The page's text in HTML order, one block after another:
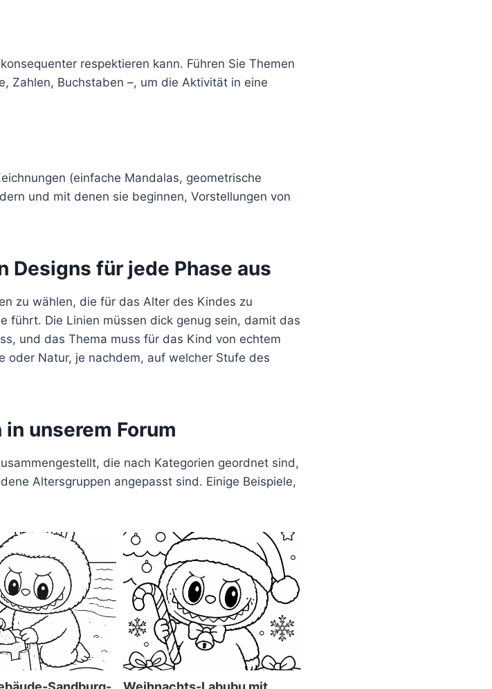
respektieren kann. Führen Sie Themen
Zahlen, Buchstaben –, um die Aktivität in eine
(einfache Mandalas, geometrische
und mit denen sie beginnen, Vorstellungen von
Designs für jede Phase aus
zu wählen, die für das Alter des Kindes zu
führt. Die Linien müssen dick genug sein, damit das
und das Thema muss für das Kind von echtem
oder Natur, je nachdem, auf welcher Stufe des
unserem Forum
die nach Kategorien geordnet sind,
Altersgruppen angepasst sind. Einige Beispiele,